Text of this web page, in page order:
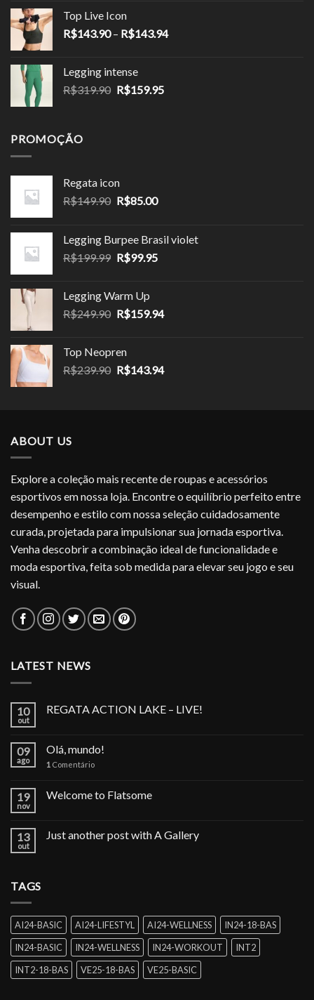
através
Top Live Icon
R$143.90 – R$143.94Faixa
Legging intense
R$319.90 O
R$159.95O
PROMOÇÃO
Regata icon
R$149.90 O
era:
R$149.90.
R$85.00O
é:
R$85.00.
Legging Burpee Brasil violet
R$199.99 O
era:
R$199.99.
R$99.95O
R$99.95.
Legging Warm Up
R$249.90 O
era:
R$249.90.
R$159.94O
R$159.94.
Top Neopren
R$239.90 O
R$143.94O
ABOUT US
Explore a coleção mais recente de roupas e acessórios
esportivos em nossa loja. Encontre o equilíbrio perfeito entre
desempenho e estilo com nossa seleção cuidadosamente
curada, projetada para impulsionar sua jornada esportiva.
Venha descobrir a combinação ideal de funcionalidade e
moda esportiva, feita sob medida para elevar seu jogo e seu
visual.
LATEST NEWS
10
out
REGATA ACTION LAKE – LIVE!
09
ago
Olá, mundo!
1 Comentário
19
nov
Welcome to Flatsome
13
out
Just another post with A Gallery
TAGS
AI24-BASIC AI24-LIFESTYL AI24-WELLNESS
IN24-18-BAS
IN24-BASIC
IN24-WELLNESS IN24-WORKOUT
INT2
INT2-18-BAS
VE25-18-BAS VE25-BASIC